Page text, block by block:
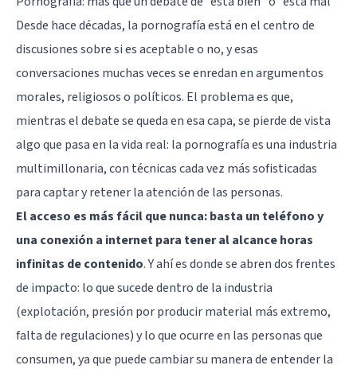
Desde hace décadas, la pornografía está en el centro de
discusiones sobre si es aceptable o no, y esas
conversaciones muchas veces se enredan en argumentos
morales, religiosos o políticos. El problema es que,
mientras el debate se queda en esa capa, se pierde de vista
algo que pasa en la vida real: la pornografía es una industria
multimillonaria, con técnicas cada vez más sofisticadas
para captar y retener la atención de las personas.
El acceso es más fácil que nunca: basta un teléfono y
una conexión a internet para tener al alcance horas
infinitas de contenido. Y ahí es donde se abren dos frentes
de impacto: lo que sucede dentro de la industria
(explotación, presión por producir material más extremo,
falta de regulaciones) y lo que ocurre en las personas que
consumen, ya que puede cambiar su manera de entender la